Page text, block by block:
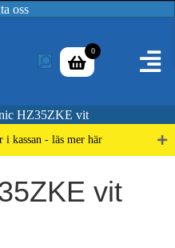
oss
0
HZ35ZKE vit
kassan - läs mer här
vit